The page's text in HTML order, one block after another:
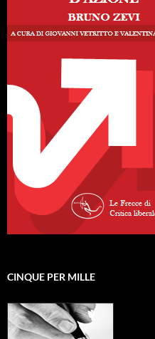
CINQUE PER MILLE